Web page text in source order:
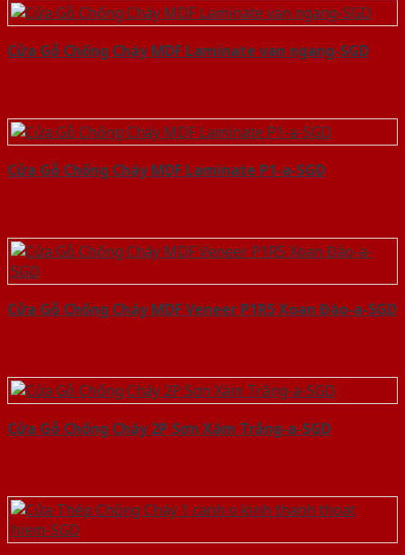
Cửa Gỗ Chống Cháy MDF Laminate van ngang-SGD
Cửa Gỗ Chống Cháy MDF Laminate P1-a-SGD
Cửa Gỗ Chống Cháy MDF Veneer P1R5 Xoan Đào-a-SGD
Cửa Gỗ Chống Cháy 2P Sơn Xám Trắng-a-SGD